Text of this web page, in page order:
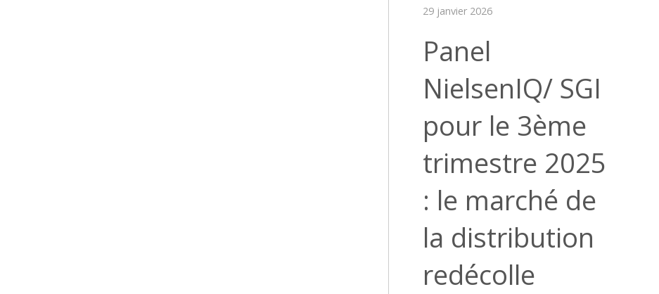
29 janvier 2026
Panel
NielsenIQ/ SGI
pour le 3ème
trimestre 2025
: le marché de
la distribution
redécolle